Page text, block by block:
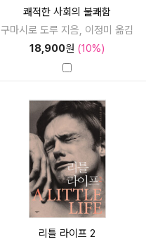
쾌적한 사회의 불쾌함
구마시로 도루 지음, 이정미 옮김
18,900원 (10%)
리틀 라이프 2